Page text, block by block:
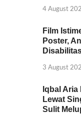
4 August
Film
Poster,
3 August
Iqbal
Lewat
Sulit